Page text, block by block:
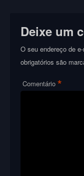
Deixe um
O seu endereço de
obrigatórios são
Comentário *